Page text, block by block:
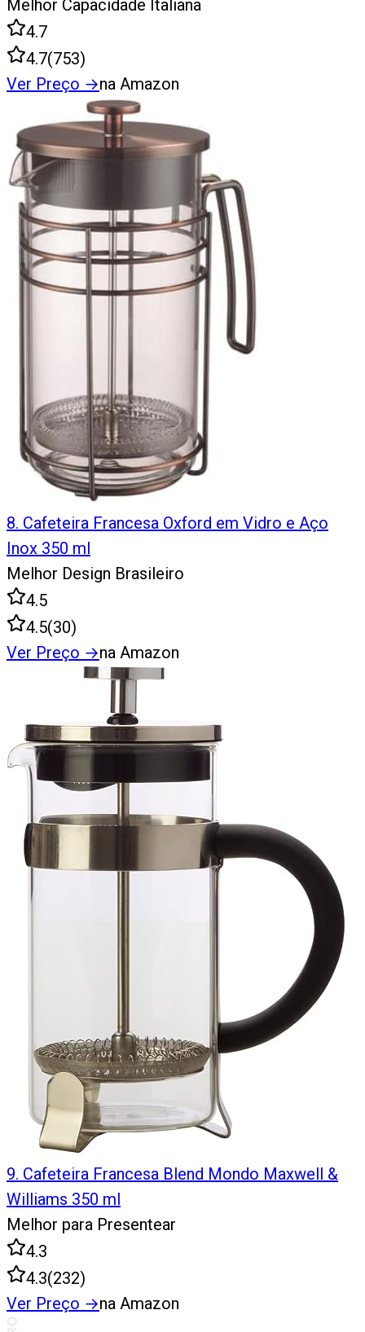
Melhor Capacidade Italiana
4.7
4.7(753)
Ver Preço →na Amazon
8. Cafeteira Francesa Oxford em Vidro e Aço
Inox 350 ml
Melhor Design Brasileiro
4.5
4.5(30)
Ver Preço →na Amazon
9. Cafeteira Francesa Blend Mondo Maxwell &
Williams 350 ml
Melhor para Presentear
4.3
4.3(232)
Ver Preço →na Amazon